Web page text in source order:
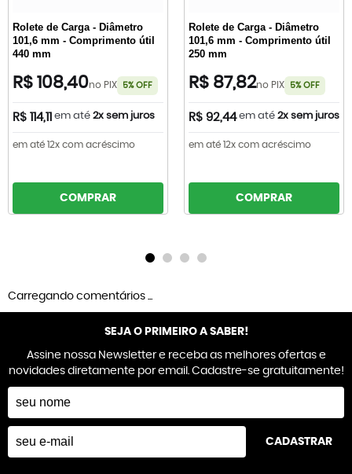
Rolete de Carga - Diâmetro
101,6 mm - Comprimento útil
440 mm
R$ 108,40no PIX 5% OFF
R$ 114,11 em até 2x sem juros
em até 12x com acréscimo
COMPRAR
Rolete de Carga - Diâmetro
101,6 mm - Comprimento útil
250 mm
R$ 87,82no PIX 5% OFF
R$ 92,44 em até 2x sem juros
em até 12x com acréscimo
COMPRAR
Carregando comentários ...
SEJA O PRIMEIRO A SABER!
Assine nossa Newsletter e receba as melhores ofertas e
novidades diretamente por email. Cadastre-se gratuitamente!
CADASTRAR